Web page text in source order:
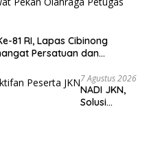
81 RI, Lapas Cibinong
Persatuan dan
Binaan
7 Agustus 2026
NADI JKN,
Solusi